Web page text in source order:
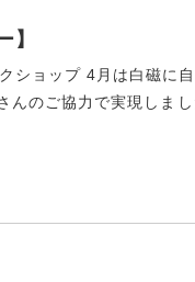
】
ショップ 4月は白磁に
んのご協力で実現しまし